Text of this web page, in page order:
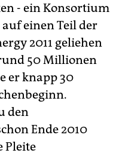
- ein Konsortium
einen Teil der
2011 geliehen
50 Millionen
er knapp 30
den
Ende 2010
Pleite